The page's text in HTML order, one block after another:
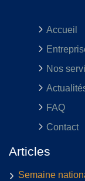
Accueil
Nos
FAQ
Contact
Articles
Semaine